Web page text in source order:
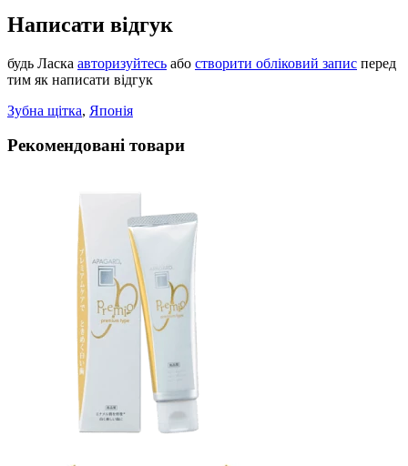
Написати відгук
будь Ласка авторизуйтесь або створити обліковий запис перед
тим як написати відгук
Зубна щiтка, Японiя
Рекомендовані товари